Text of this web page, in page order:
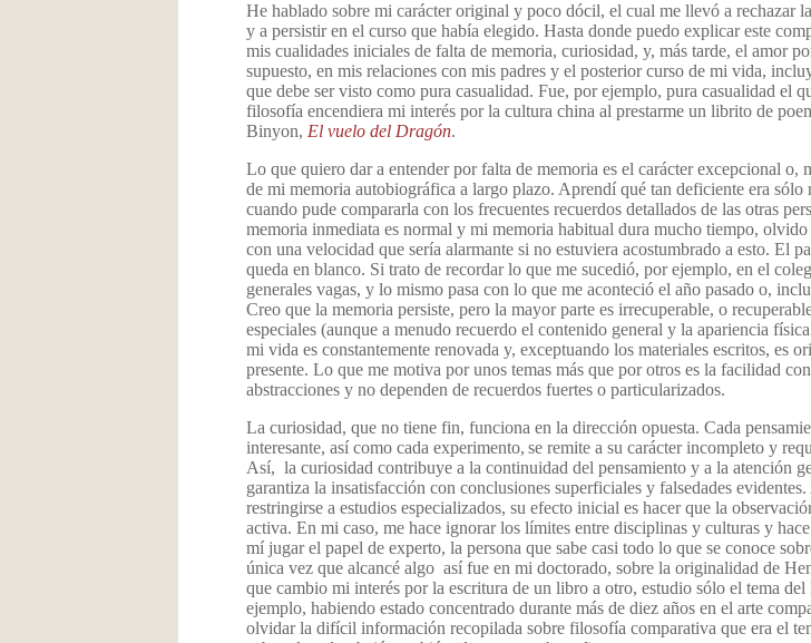
He hablado sobre mi carácter original y poco dócil, el cual me llevó a rechazar
y a persistir en el curso que había elegido. Hasta donde puedo explicar este
mis cualidades iniciales de falta de memoria, curiosidad, y, más tarde, el amor
supuesto, en mis relaciones con mis padres y el posterior curso de mi vida,
que debe ser visto como pura casualidad. Fue, por ejemplo, pura casualidad el
filosofía encendiera mi interés por la cultura china al prestarme un librito de
Binyon, El vuelo del Dragón.
Lo que quiero dar a entender por falta de memoria es el carácter excepcional o,
de mi memoria autobiográfica a largo plazo. Aprendí qué tan deficiente era sólo
cuando pude compararla con los frecuentes recuerdos detallados de las otras
memoria inmediata es normal y mi memoria habitual dura mucho tiempo,
con una velocidad que sería alarmante si no estuviera acostumbrado a esto. El
queda en blanco. Si trato de recordar lo que me sucedió, por ejemplo, en el
generales vagas, y lo mismo pasa con lo que me aconteció el año pasado o,
Creo que la memoria persiste, pero la mayor parte es irrecuperable, o
especiales (aunque a menudo recuerdo el contenido general y la apariencia
mi vida es constantemente renovada y, exceptuando los materiales escritos, es
presente. Lo que me motiva por unos temas más que por otros es la facilidad
abstracciones y no dependen de recuerdos fuertes o particularizados.
La curiosidad, que no tiene fin, funciona en la dirección opuesta. Cada
interesante, así como cada experimento, se remite a su carácter incompleto y
Así, la curiosidad contribuye a la continuidad del pensamiento y a la atención
garantiza la insatisfacción con conclusiones superficiales y falsedades
restringirse a estudios especializados, su efecto inicial es hacer que la
activa. En mi caso, me hace ignorar los límites entre disciplinas y culturas y
mí jugar el papel de experto, la persona que sabe casi todo lo que se conoce
única vez que alcancé algo así fue en mi doctorado, sobre la originalidad de
que cambio mi interés por la escritura de un libro a otro, estudio sólo el tema
ejemplo, habiendo estado concentrado durante más de diez años en el arte
olvidar la difícil información recopilada sobre filosofía comparativa que era el